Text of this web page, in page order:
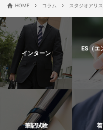
HOME › コラム › スタジオアリ
インターン
ES（エ
筆記試験